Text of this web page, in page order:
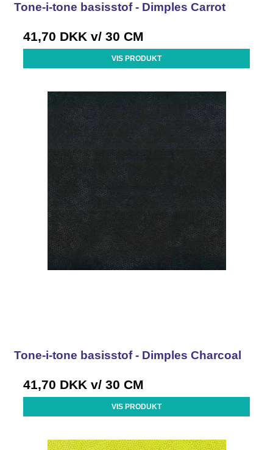
Tone-i-tone basisstof - Dimples Carrot
41,70 DKK v/ 30 CM
VIS PRODUKT
Tone-i-tone basisstof - Dimples Charcoal
41,70 DKK v/ 30 CM
VIS PRODUKT